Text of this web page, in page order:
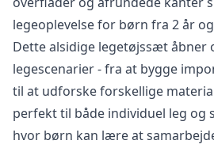
legeoplevelse for børn fra 2 år
Dette alsidige legetøjssæt åbner
legescenarier - fra at bygge
til at udforske forskellige
perfekt til både individuel leg og
hvor børn kan lære at